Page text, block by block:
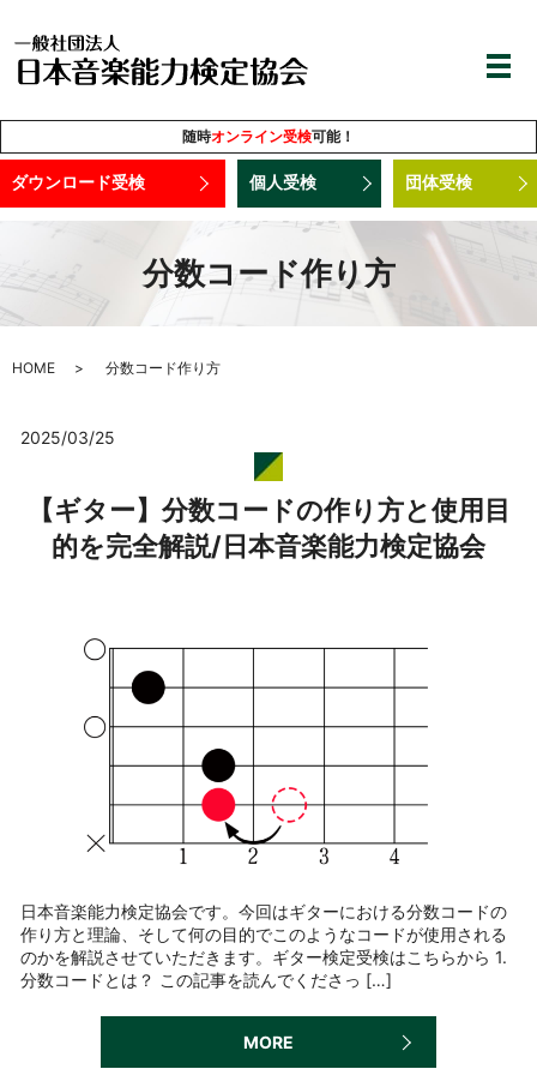
随時オンライン受検可能！
ダウンロード受検 個人受検 団体受検
分数コード作り方
HOME 分数コード作り方
2025/03/25
【ギター】分数コードの作り方と使用目
的を完全解説/日本音楽能力検定協会
日本音楽能力検定協会です。今回はギターにおける分数コードの
作り方と理論、そして何の目的でこのようなコードが使用される
のかを解説させていただきます。ギター検定受検はこちらから 1.
分数コードとは？ この記事を読んでくださっ […]
MORE